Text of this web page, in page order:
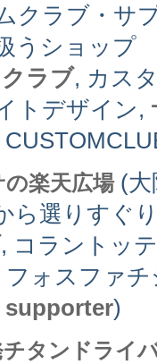
クラブ・サ
うショップ
ラブ, カス
トデザイン,
の楽天広場(大
ら選りすぐ
, コラントッ
フォスファ
supporter)
チタンドライ